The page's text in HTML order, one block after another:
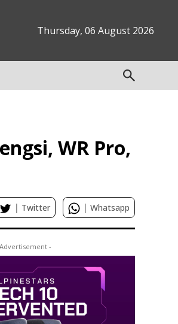
Thursday, 06 August 2026
WR Pro,
| Twitter | Whatsapp
-